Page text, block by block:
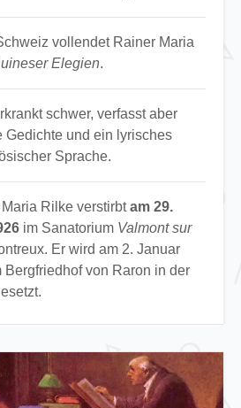
vollendet Rainer Maria
Elegien.
schwer, verfasst aber
Gedichte und ein lyrisches
Sprache.
Rilke verstirbtam 29.
im Sanatorium Valmont sur
Er wird am 2. Januar
Bergfriedhof von Raron in der